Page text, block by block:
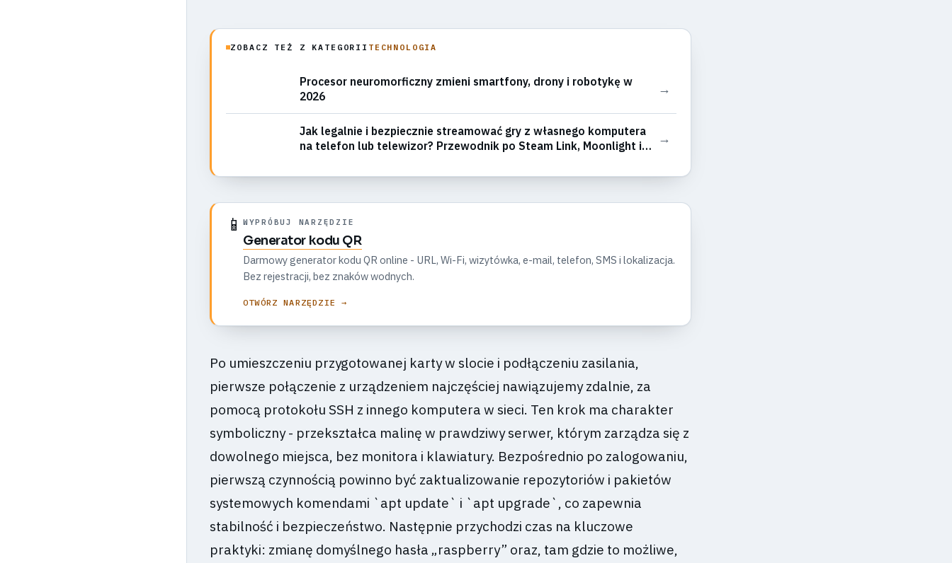
ZOBACZ TEŻ Z KATEGORII TECHNOLOGIA
Procesor neuromorficzny zmieni smartfony, drony i robotykę w
2026
→
Jak legalnie i bezpiecznie streamować gry z własnego komputera
na telefon lub telewizor? Przewodnik po Steam Link, Moonlight i
→
📱 WYPRÓBUJ NARZĘDZIE
Generator kodu QR
Darmowy generator kodu QR online - URL, Wi-Fi, wizytówka, e-mail, telefon, SMS i lokalizacja.
Bez rejestracji, bez znaków wodnych.
OTWÓRZ NARZĘDZIE →
Po umieszczeniu przygotowanej karty w slocie i podłączeniu zasilania,
pierwsze połączenie z urządzeniem najczęściej nawiązujemy zdalnie, za
pomocą protokołu SSH z innego komputera w sieci. Ten krok ma charakter
symboliczny - przekształca malinę w prawdziwy serwer, którym zarządza się z
dowolnego miejsca, bez monitora i klawiatury. Bezpośrednio po zalogowaniu,
pierwszą czynnością powinno być zaktualizowanie repozytoriów i pakietów
systemowych komendami `apt update` i `apt upgrade`, co zapewnia
stabilność i bezpieczeństwo. Następnie przychodzi czas na kluczowe
praktyki: zmianę domyślnego hasła „raspberry” oraz, tam gdzie to możliwe,